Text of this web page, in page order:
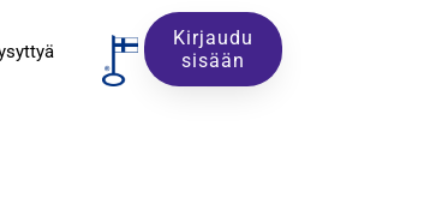
Kirjaudu
sisään